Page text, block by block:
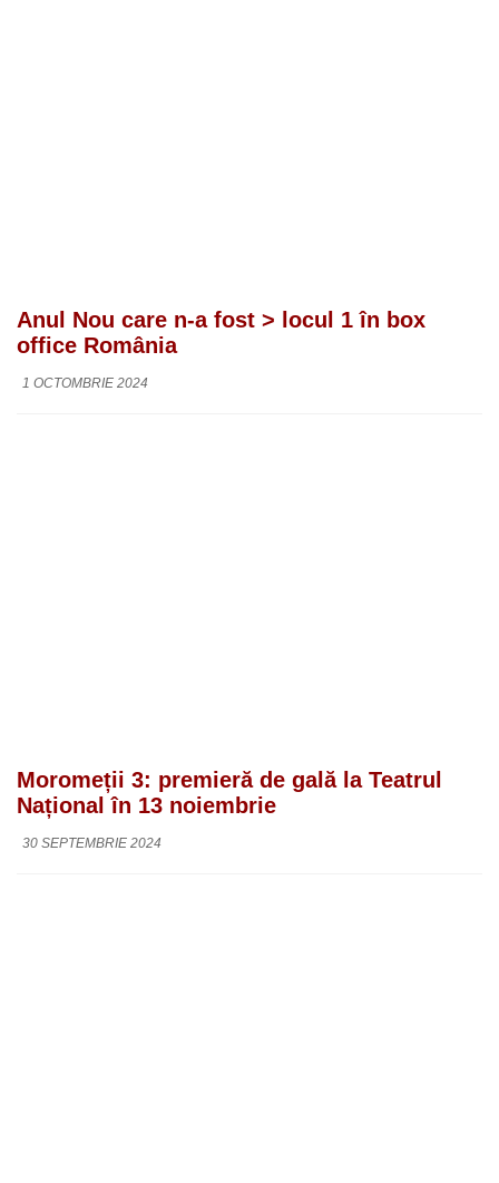
Anul Nou care n-a fost > locul 1 în box
office România
1 OCTOMBRIE 2024
Moromeții 3: premieră de gală la Teatrul
Național în 13 noiembrie
30 SEPTEMBRIE 2024